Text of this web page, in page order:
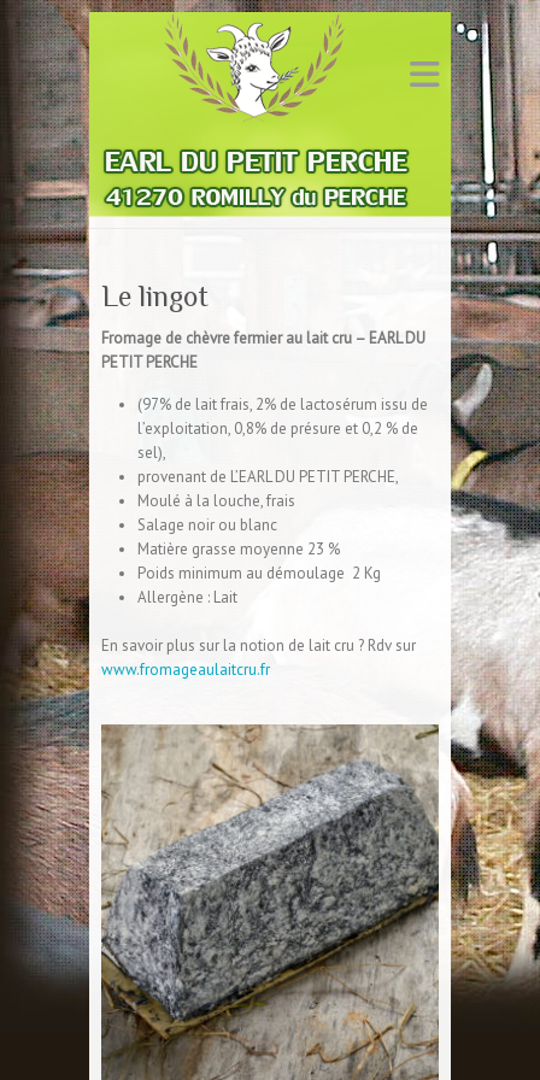
Le lingot
Fromage de chèvre fermier au lait cru – EARL DU
PETIT PERCHE
(97% de lait frais, 2% de lactosérum issu de
l’exploitation, 0,8% de présure et 0,2 % de
sel),
provenant de L’EARL DU PETIT PERCHE,
Moulé à la louche, frais
Salage noir ou blanc
Matière grasse moyenne 23 %
Poids minimum au démoulage 2 Kg
Allergène : Lait
En savoir plus sur la notion de lait cru ? Rdv sur
www.fromageaulaitcru.fr